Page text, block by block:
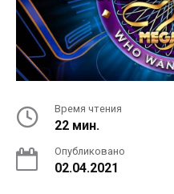
Время чтения
22 мин.
Опубликовано
02.04.2021